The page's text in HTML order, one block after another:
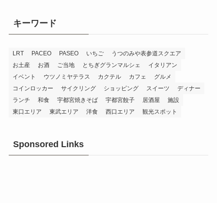
キーワード
LRT PACEO PASEO いちご
うつのみや表参道スクエア
お土産
お酒 ご当地 とちぎグランマルシェ
イタリアン
イベント
ウツノミヤテラス カクテル カフェ
グルメ
コインロッカー
サイクリング ショッピング スイーツ
ディナー
ランチ
和食 宇都宮焼きそば 宇都宮餃子 居酒屋
施設
東口エリア
東武エリア 洋食 西口エリア 観光スポット
Sponsored Links